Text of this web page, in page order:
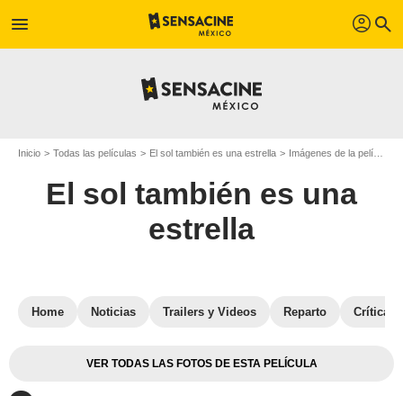
menu profil search
Inicio Todas las películas El sol también es una estrella Imágenes de la película El sol también es una estrella
El sol también es una
estrella
Home Noticias Trailers y Videos Reparto Críticas
VER TODAS LAS FOTOS DE ESTA PELÍCULA